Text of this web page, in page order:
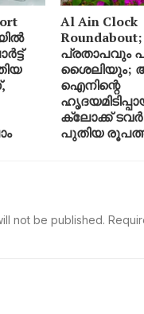
Al Ain Clock
പ്രതാപവും
ശൈലിയും;
ഐനിന്റെ
ക്ലോക്ക് ടവർ
പുതിയ
not be published.